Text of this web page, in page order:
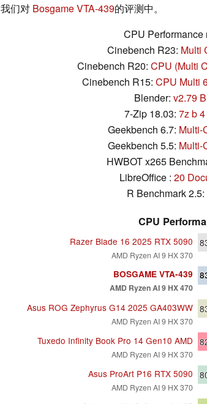
我们对 Bosgame VTA-439的评测中。
CPU Performance
Cinebench R23: Multi
Cinebench R20: CPU (Multi
Cinebench R15: CPU Multi
Blender: v2.79
7-Zip 18.03: 7z b 4
Geekbench 6.7: Multi-
Geekbench 5.5: Multi-
HWBOT x265
LibreOffice : 20
R Benchmark 2.5:
CPU
Razer Blade 16 2025 RTX 5090
AMD Ryzen AI 9 HX 370
BOSGAME VTA-439
AMD Ryzen AI 9 HX 470
Asus ROG Zephyrus G14 2025 GA403WW
AMD Ryzen AI 9 HX 370
Tuxedo Infinity Book Pro 14 Gen10 AMD
AMD Ryzen AI 9 HX 370
Asus ProArt P16 RTX 5090
AMD Ryzen AI 9 HX 370